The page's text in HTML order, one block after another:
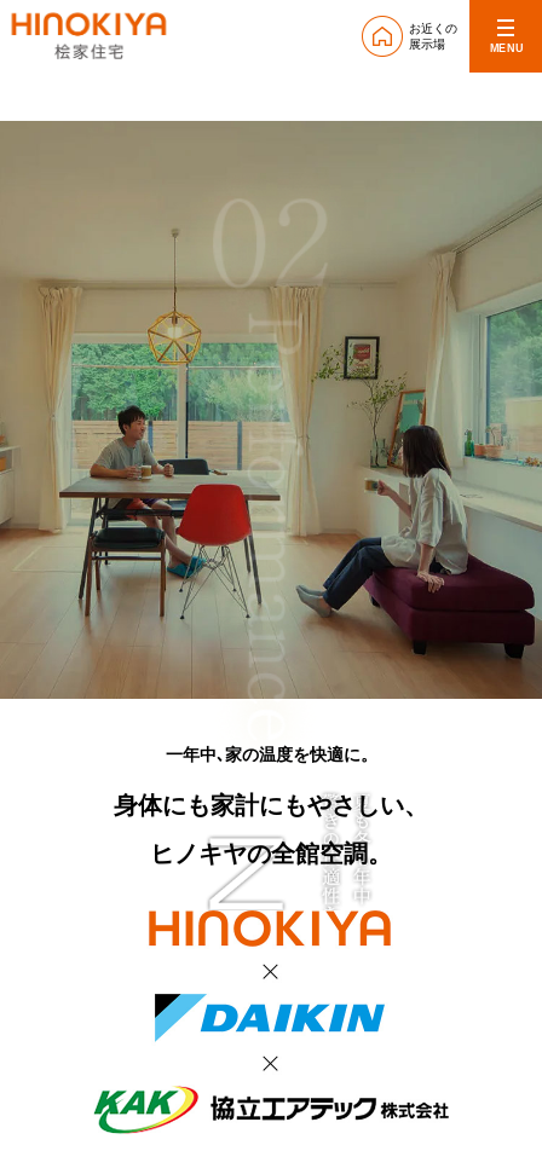
お近くの
展示場
MENU
一年中､家の温度を快適に。
身体にも家計にもやさしい、
ヒノキヤの全館空調。